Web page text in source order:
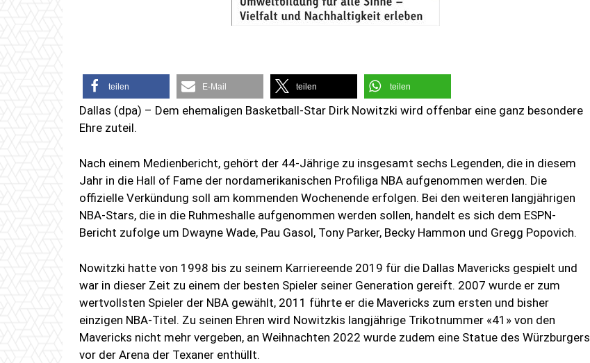
teilen E-Mail teilen teilen
Dallas (dpa) – Dem ehemaligen Basketball-Star Dirk Nowitzki wird offenbar eine ganz besondere
Ehre zuteil.
Nach einem Medienbericht, gehört der 44-Jährige zu insgesamt sechs Legenden, die in diesem
Jahr in die Hall of Fame der nordamerikanischen Profiliga NBA aufgenommen werden. Die
offizielle Verkündung soll am kommenden Wochenende erfolgen. Bei den weiteren langjährigen
NBA-Stars, die in die Ruhmeshalle aufgenommen werden sollen, handelt es sich dem ESPN-
Bericht zufolge um Dwayne Wade, Pau Gasol, Tony Parker, Becky Hammon und Gregg Popovich.
Nowitzki hatte von 1998 bis zu seinem Karriereende 2019 für die Dallas Mavericks gespielt und
war in dieser Zeit zu einem der besten Spieler seiner Generation gereift. 2007 wurde er zum
wertvollsten Spieler der NBA gewählt, 2011 führte er die Mavericks zum ersten und bisher
einzigen NBA-Titel. Zu seinen Ehren wird Nowitzkis langjährige Trikotnummer «41» von den
Mavericks nicht mehr vergeben, an Weihnachten 2022 wurde zudem eine Statue des Würzburgers
vor der Arena der Texaner enthüllt.